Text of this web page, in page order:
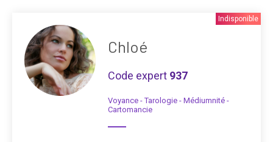
Indisponible
Chloé
Code expert 937
Voyance - Tarologie - Médiumnité -
Cartomancie